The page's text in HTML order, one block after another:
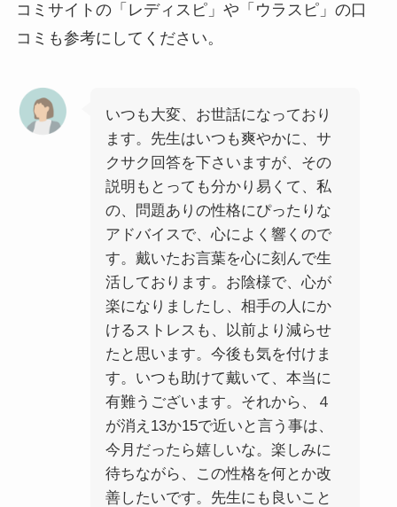
コミサイトの「レディスピ」や「ウラスピ」の口
コミも参考にしてください。
いつも大変、お世話になっており
ます。先生はいつも爽やかに、サ
クサク回答を下さいますが、その
説明もとっても分かり易くて、私
の、問題ありの性格にぴったりな
アドバイスで、心によく響くので
す。戴いたお言葉を心に刻んで生
活しております。お陰様で、心が
楽になりましたし、相手の人にか
けるストレスも、以前より減らせ
たと思います。今後も気を付けま
す。いつも助けて戴いて、本当に
有難うございます。それから、４
が消え13か15で近いと言う事は、
今月だったら嬉しいな。楽しみに
待ちながら、この性格を何とか改
善したいです。先生にも良いこと